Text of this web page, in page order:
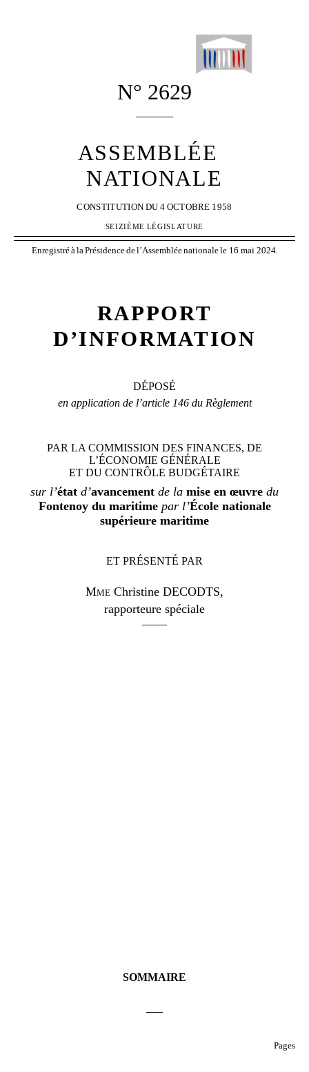
N° 2629
ASSEMBLÉE
NATIONALE
CONSTITUTION DU 4 OCTOBRE 1958
SEIZIÈME LÉGISLATURE
EnregistréàlaPrésidencedel’Assembléenationalele 16 mai 2024.
RAPPORT
D’INFORMATION
DÉPOSÉ
en application de l’article 146 du Règlement
PAR LA COMMISSION DES FINANCES, DE
L’ÉCONOMIE GÉNÉRALE
ET DU CONTRÔLE BUDGÉTAIRE
sur l’état d’avancement de la mise en œuvre du
Fontenoy du maritimepar l’École nationale
supérieure maritime
ET PRÉSENTÉ PAR
Mme Christine DECODTS,
rapporteure spéciale
——
SOMMAIRE
Pages